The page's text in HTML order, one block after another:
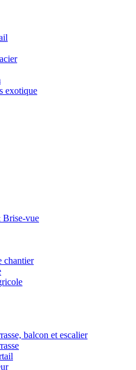
exotique
Brise-vue
chantier
balcon et escalier